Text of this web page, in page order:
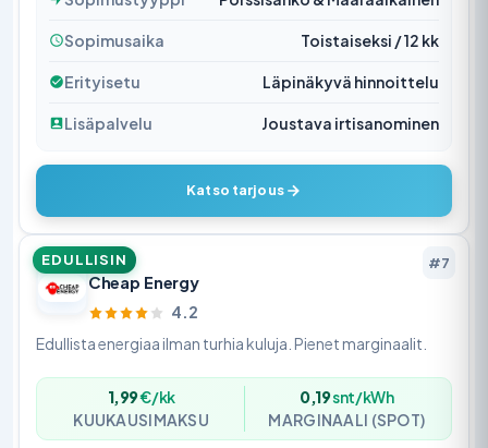
Sopimusaika Toistaiseksi / 12 kk
Erityisetu Läpinäkyvä hinnoittelu
Lisäpalvelu Joustava irtisanominen
Katso tarjous
EDULLISIN #7
Cheap Energy
4.2
Edullista energiaa ilman turhia kuluja. Pienet marginaalit.
1,99€/kk
KUUKAUSIMAKSU
0,19snt/kWh
MARGINAALI (SPOT)